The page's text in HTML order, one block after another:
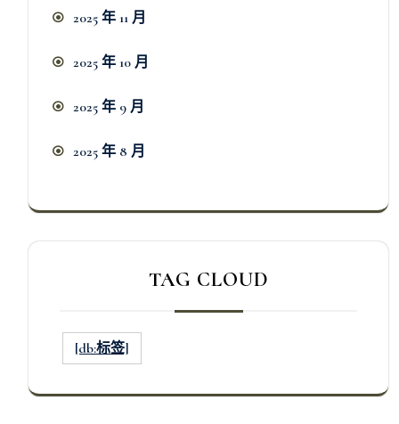
2025 年 11 月
2025 年 10 月
2025 年 9 月
2025 年 8 月
TAG CLOUD
[db:标签]